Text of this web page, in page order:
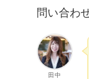
問い合わ
田中